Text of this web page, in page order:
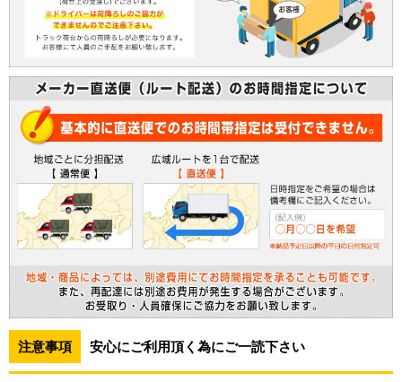
注意事項 安心にご利用頂く為にご一読下さい